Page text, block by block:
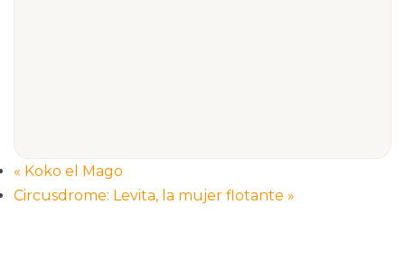
« Koko el Mago
Circusdrome: Levita, la mujer flotante »